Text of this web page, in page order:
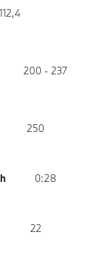
112,4
200 - 237
250
0:28
22